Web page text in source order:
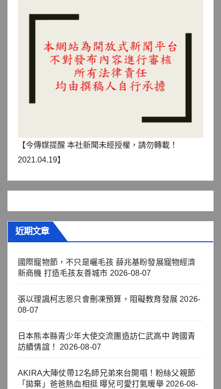
【今傳媒提醒 本社新聞未經授權，請勿轉載！
2021.04.19】
近期文章
國際寵物節，不只是曬毛孩 薛兆基盼發展寵物經濟
新商機 打造毛孩友善城市 2026-08-07
張以理諷柯志恩只會刪凍預算，阻礙教育發展 2026-
08-07
日本熊本縣青少年大使交流團造訪仁武高中 跨國青
訪續情誼！
2026-08-07
AKIRA大陣仗帶12名師兄弟來台開唱！粉絲父親節
「拋棄」爸爸熱血相挺 曝兒可愛打氣暖舉 2026-08-